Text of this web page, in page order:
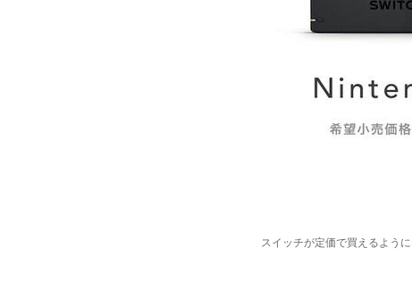
スイッチが定価で買えるよう